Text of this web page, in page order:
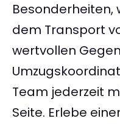
Besonderheiten,
dem Transport
wertvollen
Team jederzeit
Seite. Erlebe